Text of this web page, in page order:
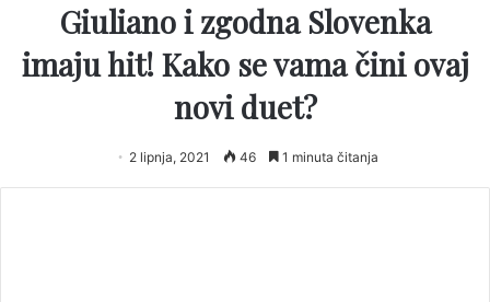
Giuliano i zgodna Slovenka
imaju hit! Kako se vama čini ovaj
novi duet?
2 lipnja, 2021 46 1 minuta čitanja